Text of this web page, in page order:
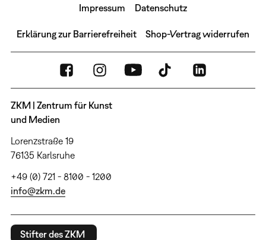
Impressum Datenschutz
Erklärung zur Barrierefreiheit Shop-Vertrag widerrufen
ZKM | Zentrum für Kunst
und Medien
Lorenzstraße 19
76135 Karlsruhe
+49 (0) 721 - 8100 - 1200
info@zkm.de
Stifter des ZKM